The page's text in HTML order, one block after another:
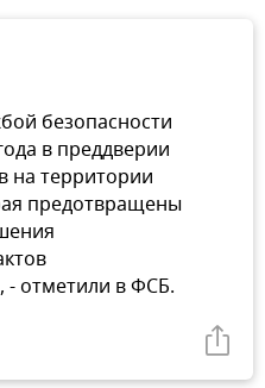
безопасности
в преддверии
на территории
предотвращены
отметили в ФСБ.